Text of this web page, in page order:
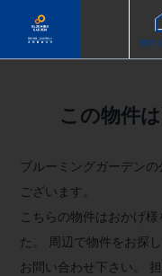
物件
この物件
ブルーミングガーデン
ございます。
こちらの物件はおかげ
た。
周辺で物件をお探
お問い合わせ下さい。